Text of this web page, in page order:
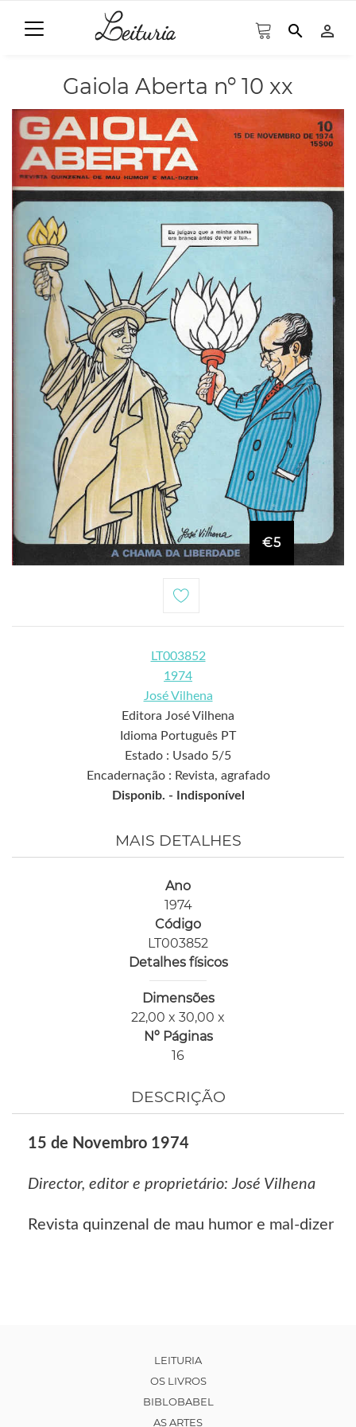
search person_outline
Gaiola Aberta nº 10 xx
€5
LT003852
1974
José Vilhena
Editora José Vilhena
Idioma Português PT
Estado : Usado 5/5
Encadernação : Revista, agrafado
Disponib. -
Indisponível
MAIS DETALHES
Ano
1974
Código
LT003852
Detalhes físicos
Dimensões
22,00 x 30,00 x
Nº Páginas
16
DESCRIÇÃO
15 de Novembro 1974
Director, editor e proprietário: José Vilhena
Revista quinzenal de mau humor e mal-dizer
LEITURIA
OS LIVROS
BIBLOBABEL
AS ARTES